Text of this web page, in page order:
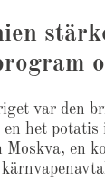
var den
en het potatis
Moskva, en